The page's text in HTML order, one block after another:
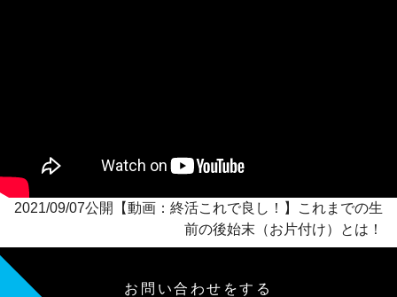
2021/09/07公開【動画：終活これで良し！】これまでの生
前の後始末（お片付け）とは！
お問い合わせをする